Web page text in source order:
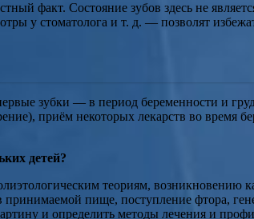
факт. Состояние зубов здесь не
у стоматолога и т. д. — позволят
зубки — в период беременности и
приём некоторых лекарств во время
детей?
теориям, возникновению
пище, поступление фтора,
и определить методы лечения и